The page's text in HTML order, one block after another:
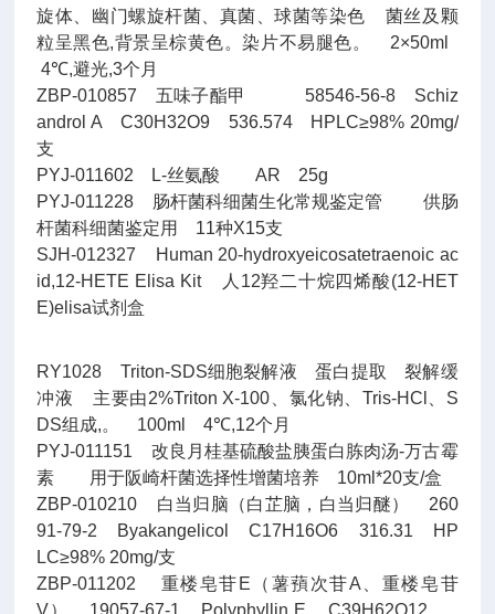
旋体、幽门螺旋杆菌、真菌、球菌等染色 菌丝及颗
粒呈黑色,背景呈棕黄色。染片不易腿色。 2×50ml
4℃,避光,3个月
ZBP-010857 五味子酯甲 58546-56-8 Schiz
androl A C30H32O9 536.574 HPLC≥98% 20mg/
支
PYJ-011602 L-丝氨酸 AR 25g
PYJ-011228 肠杆菌科细菌生化常规鉴定管 供肠
杆菌科细菌鉴定用 11种X15支
SJH-012327 Human 20-hydroxyeicosatetraenoic ac
id,12-HETE Elisa Kit 人12羟二十烷四烯酸(12-HET
E)elisa试剂盒
RY1028 Triton-SDS细胞裂解液 蛋白提取 裂解缓
冲液 主要由2%Triton X-100、氯化钠、Tris-HCl、S
DS组成,。 100ml 4℃,12个月
PYJ-011151 改良月桂基硫酸盐胰蛋白胨肉汤-万古霉
素 用于阪崎杆菌选择性增菌培养 10ml*20支/盒
ZBP-010210 白当归脑（白芷脑，白当归醚） 260
91-79-2 Byakangelicol C17H16O6 316.31 HP
LC≥98% 20mg/支
ZBP-011202 重楼皂苷E（薯蕷次苷A、重楼皂苷
V） 19057-67-1 Polyphyllin E C39H62O12